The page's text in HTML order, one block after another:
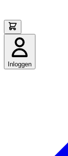
Inloggen